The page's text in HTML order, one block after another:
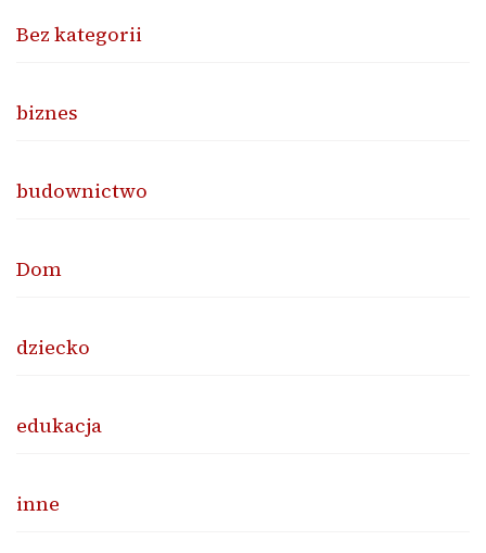
Bez kategorii
biznes
budownictwo
Dom
dziecko
edukacja
inne